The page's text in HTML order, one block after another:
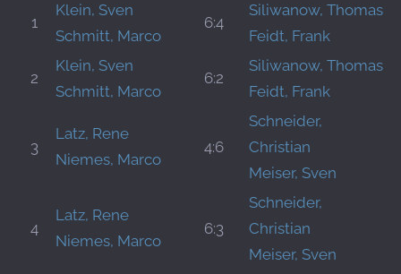
1
Klein, Sven
Schmitt, Marco
6:4
Siliwanow, Thomas
Feidt, Frank
2
Klein, Sven
Schmitt, Marco
6:2
Siliwanow, Thomas
Feidt, Frank
3
Latz, Rene
Niemes, Marco
4:6
Schneider,
Christian
Meiser, Sven
4
Latz, Rene
Niemes, Marco
6:3
Schneider,
Christian
Meiser, Sven